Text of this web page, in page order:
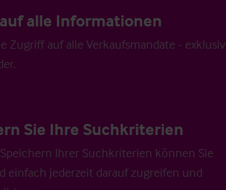
alle Informationen
Zugriff auf alle Verkaufsmandate - exklusiv
Sie Ihre Suchkriterien
Ihrer Suchkriterien können Sie
einfach jederzeit darauf zugreifen und